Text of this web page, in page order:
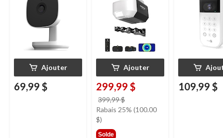
aux intempéries
Ajouter
69,99 $
Ajouter
299,99 $
399,99 $
était
Rabais 25% (100.00
$)
Solde
aux
109,99 $